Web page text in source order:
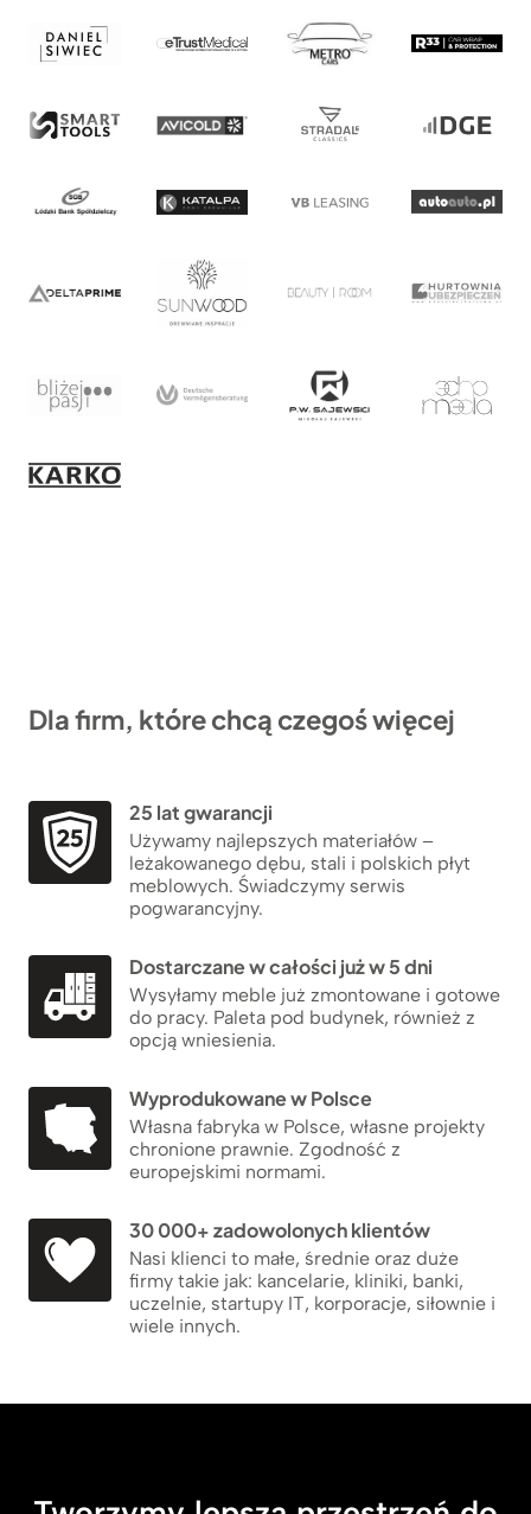
Dla firm, które chcą czegoś więcej
25 lat gwarancji
Używamy najlepszych materiałów –
leżakowanego dębu, stali i polskich płyt
meblowych. Świadczymy serwis
pogwarancyjny.
Dostarczane w całości już w 5 dni
Wysyłamy meble już zmontowane i gotowe
do pracy. Paleta pod budynek, również z
opcją wniesienia.
Wyprodukowane w Polsce
Własna fabryka w Polsce, własne projekty
chronione prawnie. Zgodność z
europejskimi normami.
30 000+ zadowolonych klientów
Nasi klienci to małe, średnie oraz duże
firmy takie jak: kancelarie, kliniki, banki,
uczelnie, startupy IT, korporacje, siłownie i
wiele innych.